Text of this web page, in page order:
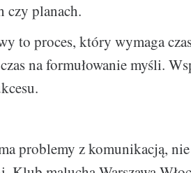
czy planach.
to proces, który wymaga
na formułowanie myśli.
problemy z komunikacją,